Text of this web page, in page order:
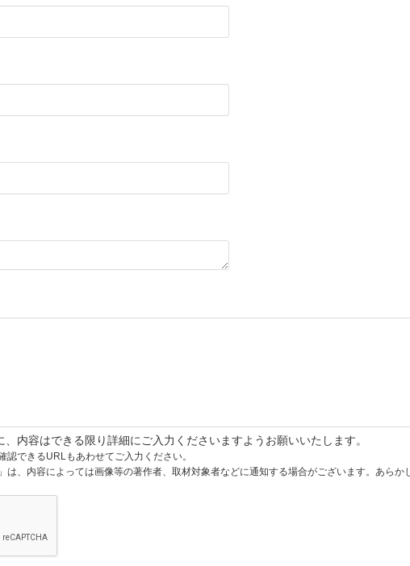
内容はできる限り詳細にご入力くださいますようお願いいたします。
できるURLもあわせてご入力ください。
、内容によっては画像等の著作者、取材対象者などに通知する場合がございます。あらか